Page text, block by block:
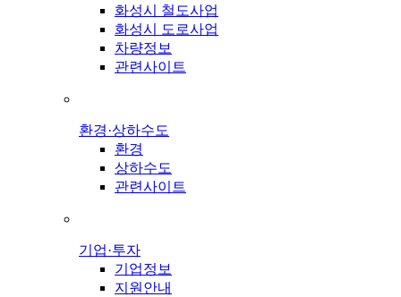
화성시 철도사업
화성시 도로사업
차량정보
관련사이트
환경·상하수도
환경
상하수도
관련사이트
기업·투자
기업정보
지원안내